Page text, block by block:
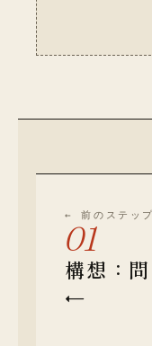
← 前のステップ
01
構想：
←